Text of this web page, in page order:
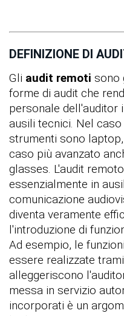
DEFINIZIONE DI
Gli audit remoti sono
forme di audit che
personale dell'auditor
ausili tecnici. Nel
strumenti sono
caso più avanzato
glasses. L'audit
essenzialmente in
comunicazione
diventa veramente
l'introduzione di
Ad esempio, le
essere realizzate
alleggeriscono
messa in servizio
incorporati è un